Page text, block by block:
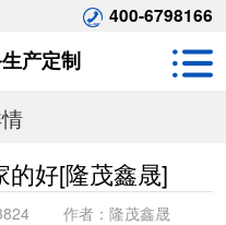
400-6798166
产定制
的好[隆茂鑫晟]
作者： 隆茂鑫晟